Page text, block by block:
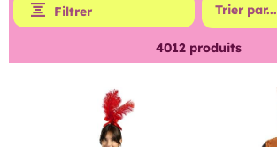
Filtrer
4012produits